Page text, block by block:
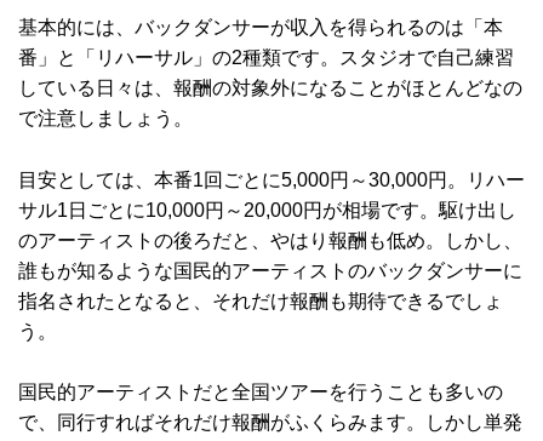
基本的には、バックダンサーが収入を得られるのは「本
番」と「リハーサル」の2種類です。スタジオで自己練習
している日々は、報酬の対象外になることがほとんどなの
で注意しましょう。
目安としては、本番1回ごとに5,000円～30,000円。リハー
サル1日ごとに10,000円～20,000円が相場です。駆け出し
のアーティストの後ろだと、やはり報酬も低め。しかし、
誰もが知るような国民的アーティストのバックダンサーに
指名されたとなると、それだけ報酬も期待できるでしょ
う。
国民的アーティストだと全国ツアーを行うことも多いの
で、同行すればそれだけ報酬がふくらみます。しかし単発